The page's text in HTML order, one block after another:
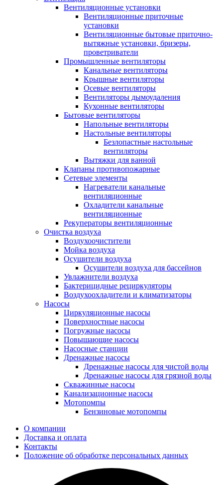
Вентиляционные установки
Вентиляционные приточные
установки
Вентиляционные бытовые приточно-
вытяжные установки, бризеры,
проветриватели
Промышленные вентиляторы
Канальные вентиляторы
Крышные вентиляторы
Осевые вентиляторы
Вентиляторы дымоудаления
Кухонные вентиляторы
Бытовые вентиляторы
Напольные вентиляторы
Настольные вентиляторы
Безлопастные настольные
вентиляторы
Вытяжки для ванной
Клапаны противопожарные
Сетевые элементы
Нагреватели канальные
вентиляционные
Охладители канальные
вентиляционные
Рекуператоры вентиляционные
Очистка воздуха
Воздухоочистители
Мойка воздуха
Осушители воздуха
Осушители воздуха для бассейнов
Увлажнители воздуха
Бактерицидные рециркуляторы
Воздухоохладители и климатизаторы
Насосы
Циркуляционные насосы
Поверхностные насосы
Погружные насосы
Повышающие насосы
Насосные станции
Дренажные насосы
Дренажные насосы для чистой воды
Дренажные насосы для грязной воды
Скважинные насосы
Канализационные насосы
Мотопомпы
Бензиновые мотопомпы
О компании
Доставка и оплата
Контакты
Положение об обработке персональных данных